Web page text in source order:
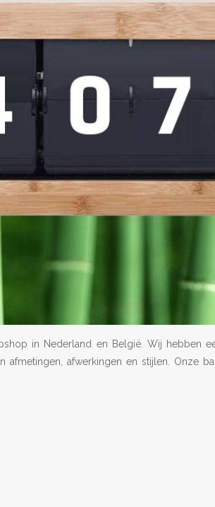
in Nederland en België. Wij hebben
afwerkingen en stijlen. Onze